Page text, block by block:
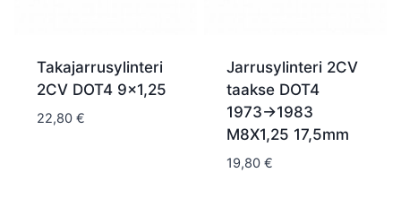
Takajarrusylinteri
2CV DOT4 9×1,25
22,80 €
Jarrusylinteri 2CV
taakse DOT4
1973->1983
M8X1,25 17,5mm
19,80 €